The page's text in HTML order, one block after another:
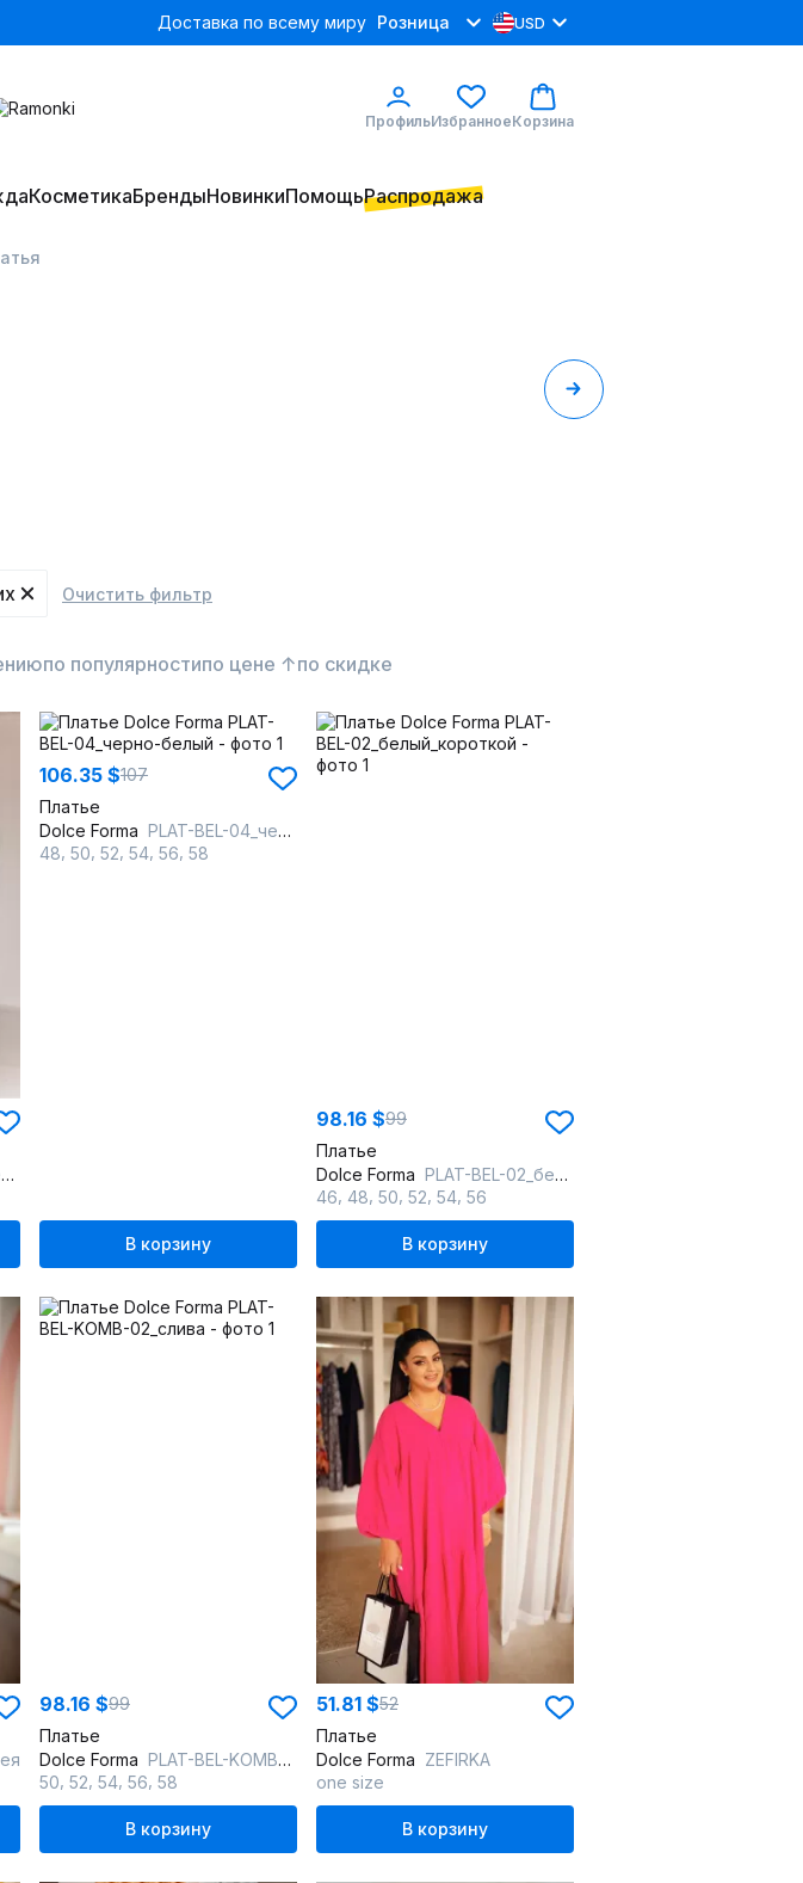
Доставка по всему миру Розница USD
ПрофильИзбранноеКорзина
КосметикаБрендыНовинкиПомощьРаспродажа
Очистить фильтр
по популярностипо цене ↑по скидке
106.35 $107
Платье
Dolce Forma PLAT-BEL-04_черно-белый
48 50 52 54 56 58
В корзину
98.16 $99
Платье
Dolce Forma PLAT-BEL-02_белый_короткой
46 48 50 52 54 56
В корзину
98.16 $99
Платье
Dolce Forma PLAT-BEL-KOMB-02_слива
50 52 54 56 58
В корзину
51.81 $52
Платье
Dolce Forma ZEFIRKA
one size
В корзину